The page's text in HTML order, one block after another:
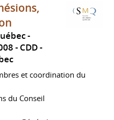
CDD
et coordination du
du Conseil